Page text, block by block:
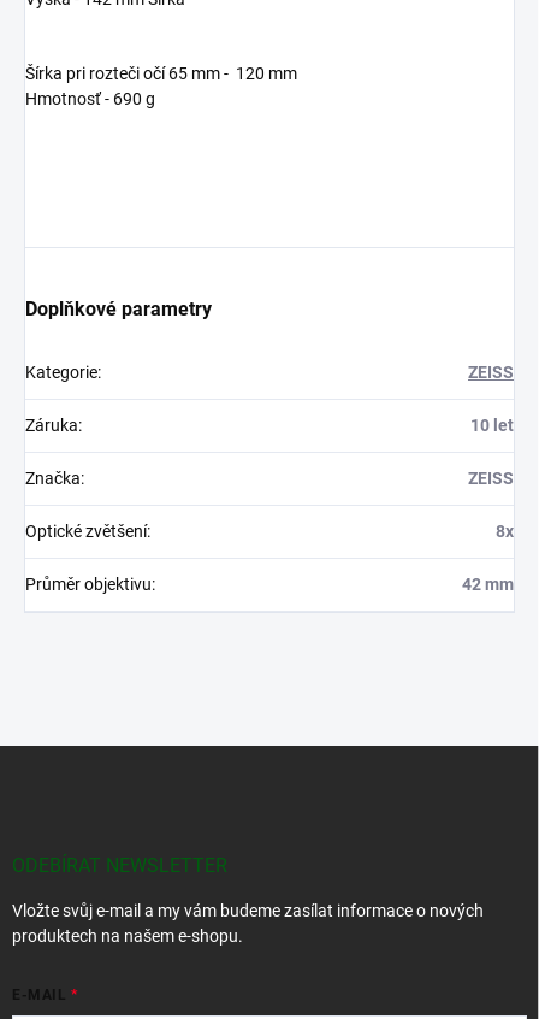
Šírka pri rozteči očí 65 mm - 120 mm
Hmotnosť - 690 g
Doplňkové parametry
Kategorie: ZEISS
Záruka: 10 let
Značka: ZEISS
Optické zvětšení: 8x
Průměr objektivu: 42 mm
ODEBÍRAT NEWSLETTER
Vložte svůj e-mail a my vám budeme zasílat informace o nových
produktech na našem e-shopu.
E-MAIL